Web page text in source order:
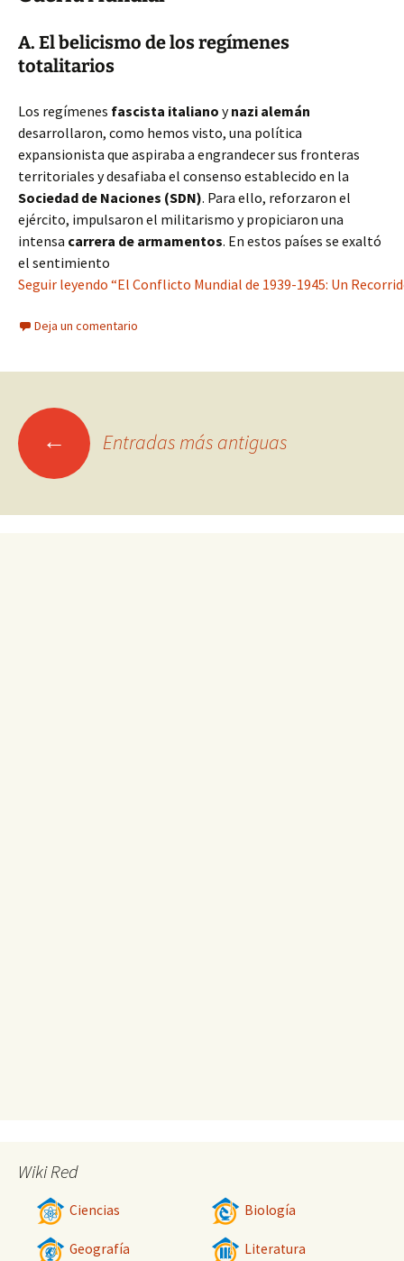
A. El belicismo de los regímenes
totalitarios
Los regímenes fascista italiano ynazi alemán
desarrollaron, como hemos visto, una política
expansionista que aspiraba a engrandecer sus fronteras
territoriales y desafiaba el consenso establecido en la
Sociedad de Naciones (SDN). Para ello, reforzaron el
ejército, impulsaron el militarismo y propiciaron una
intensa carrera de armamentos. En estos países se exaltó
el sentimiento
Seguir leyendo “El Conflicto Mundial de 1939-1945: Un
Deja un comentario
Ir ← Entradas más antiguas
Wiki Red
Ciencias Biología
Geografía Literatura